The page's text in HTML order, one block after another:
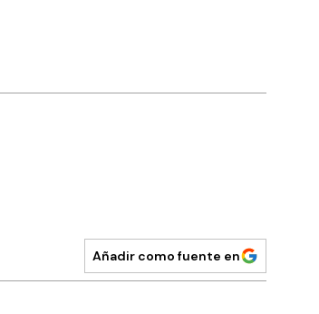
Añadir como fuente en